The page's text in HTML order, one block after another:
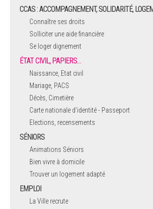
CCAS : ACCOMPAGNEMENT, SOLIDARITÉ,
Connaître ses droits
Solliciter une aide financière
Se loger dignement
ÉTAT CIVIL, PAPIERS…
Naissance, Etat civil
Mariage, PACS
Décès, Cimetière
Carte nationale d'identité - Passeport
Elections, recensements
SÉNIORS
Animations Séniors
Bien vivre à domicile
Trouver un logement adapté
EMPLOI
La Ville recrute